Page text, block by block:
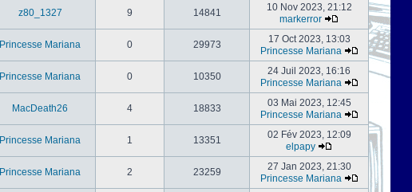
z80_1327 9 14841
10 Nov 2023, 21:12
markerror
Princesse Mariana 0 29973
17 Oct 2023, 13:03
Princesse Mariana
Princesse Mariana 0 10350
24 Juil 2023, 16:16
Princesse Mariana
MacDeath26 4 18833
03 Mai 2023, 12:45
Princesse Mariana
Princesse Mariana 1 13351
02 Fév 2023, 12:09
elpapy
Princesse Mariana 2 23259
27 Jan 2023, 21:30
Princesse Mariana